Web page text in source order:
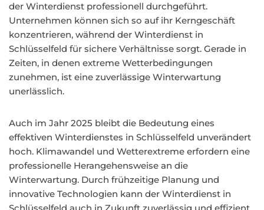
der Winterdienst professionell durchgeführt.
Unternehmen können sich so auf ihr Kerngeschäft
konzentrieren, während der Winterdienst in
Schlüsselfeld für sichere Verhältnisse sorgt. Gerade in
Zeiten, in denen extreme Wetterbedingungen
zunehmen, ist eine zuverlässige Winterwartung
unerlässlich.
Auch im Jahr 2025 bleibt die Bedeutung eines
effektiven Winterdienstes in Schlüsselfeld unverändert
hoch. Klimawandel und Wetterextreme erfordern eine
professionelle Herangehensweise an die
Winterwartung. Durch frühzeitige Planung und
innovative Technologien kann der Winterdienst in